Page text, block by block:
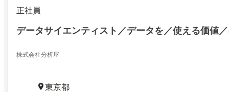
正社員
データサイエンティスト／データを／使える価値
株式会社分析屋
東京都